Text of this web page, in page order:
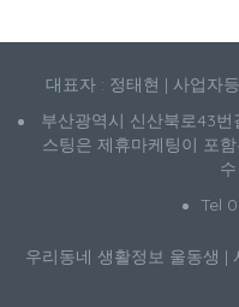
대표자 : 정태현 | 사업자
부산광역시 신산북로43
스팅은 제휴마케팅이 포
Tel
우리동네 생활정보 울동생 |